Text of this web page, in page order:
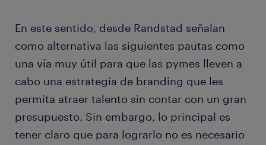
En este sentido, desde Randstad señalan
como alternativa las siguientes pautas como
una vía muy útil para que las pymes lleven a
cabo una estrategia de branding que les
permita atraer talento sin contar con un gran
presupuesto. Sin embargo, lo principal es
tener claro que para lograrlo no es necesario